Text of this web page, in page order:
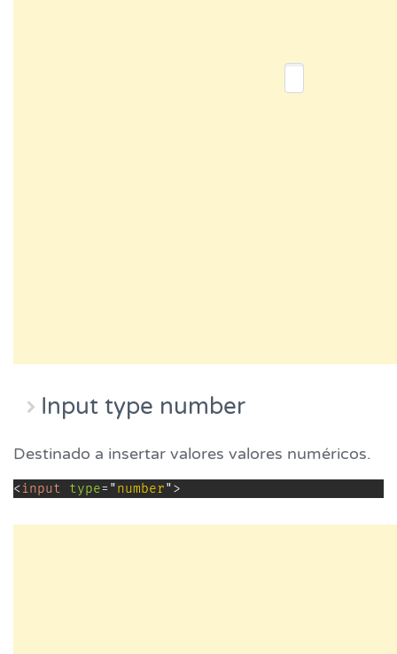
Input type number
Destinado a insertar valores valores numéricos.
<input type= "number">